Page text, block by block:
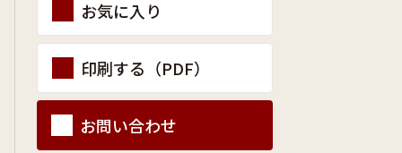
お気に入り
印刷する（PDF）
お問い合わせ